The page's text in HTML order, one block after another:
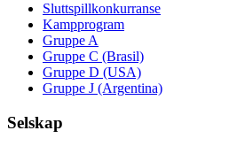
Sluttspillkonkurranse
Kampprogram
Gruppe A
Gruppe C (Brasil)
Gruppe D (USA)
Gruppe J (Argentina)
Selskap